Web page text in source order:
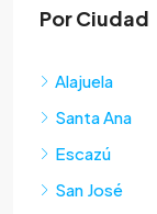
Por Ciudad
Alajuela
Santa Ana
Escazú
San José